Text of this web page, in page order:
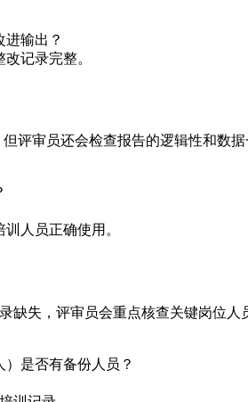
输出？
记录完整。
评审员还会检查报告的逻辑性和数据
人员正确使用。
缺失，评审员会重点核查关键岗位人
是否有备份人员？